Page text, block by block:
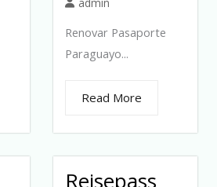
Renovar Pasaporte
Paraguayo...
Read More
Reisepass